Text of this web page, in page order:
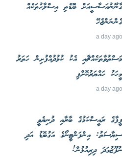
ގާނޫނުއަސާސީއަށް ބޮޑެތި އިސްލާހުތަކެއް
ގެންނަންޖެހޭ
a day ago
މަސްތުވާތަކެއްޗާއި އެކު ކުޅުދުއްފުށިން ހަތަރު
މީހަކު ހައްޔަރުކޮށްފި
a day ago
ފީފާގެ ރައީސްކަމުގެ ބާރާއި ދުނިޔެވީ
ސިޔާސަތު: އިންފަންޓީނޯގެ އަގުބޮޑު އަދި
ނުފޫޒުގަދަ ދިރިއުޅުން!